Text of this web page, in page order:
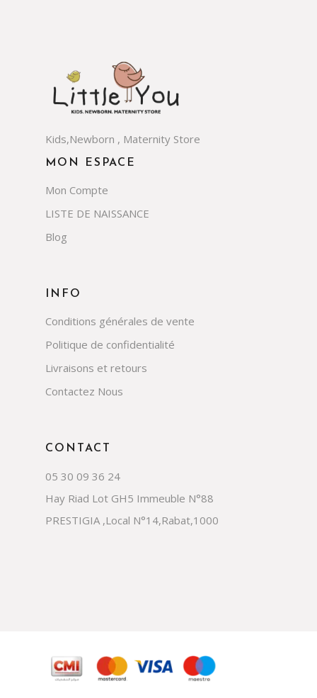
CONTACT
05 30 09 36 24
Hay Riad Lot GH5 Immeuble N°88
PRESTIGIA ,Local N°14,Rabat,1000
INFO
Conditions générales de vente
Politique de confidentialité
Livraisons et retours
Contactez Nous
MON ESPACE
Mon Compte
LISTE DE NAISSANCE
Blog
Kids,Newborn , Maternity Store